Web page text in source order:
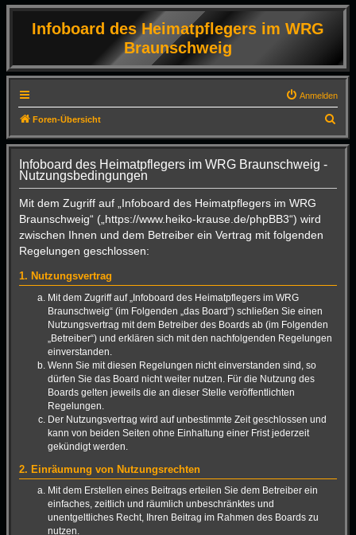
Infoboard des Heimatpflegers im WRG
Braunschweig
Anmelden
Foren-Übersicht
u
Infoboard des Heimatpflegers im WRG Braunschweig -
Nutzungsbedingungen
Mit dem Zugriff auf „Infoboard des Heimatpflegers im WRG
Braunschweig“ („https://www.heiko-krause.de/phpBB3“) wird
zwischen Ihnen und dem Betreiber ein Vertrag mit folgenden
Regelungen geschlossen:
1. Nutzungsvertrag
Mit dem Zugriff auf „Infoboard des Heimatpflegers im WRG
Braunschweig“ (im Folgenden „das Board“) schließen Sie einen
Nutzungsvertrag mit dem Betreiber des Boards ab (im Folgenden
„Betreiber“) und erklären sich mit den nachfolgenden Regelungen
einverstanden.
Wenn Sie mit diesen Regelungen nicht einverstanden sind, so
dürfen Sie das Board nicht weiter nutzen. Für die Nutzung des
Boards gelten jeweils die an dieser Stelle veröffentlichten
Regelungen.
Der Nutzungsvertrag wird auf unbestimmte Zeit geschlossen und
kann von beiden Seiten ohne Einhaltung einer Frist jederzeit
gekündigt werden.
2. Einräumung von Nutzungsrechten
Mit dem Erstellen eines Beitrags erteilen Sie dem Betreiber ein
einfaches, zeitlich und räumlich unbeschränktes und
unentgeltliches Recht, Ihren Beitrag im Rahmen des Boards zu
nutzen.